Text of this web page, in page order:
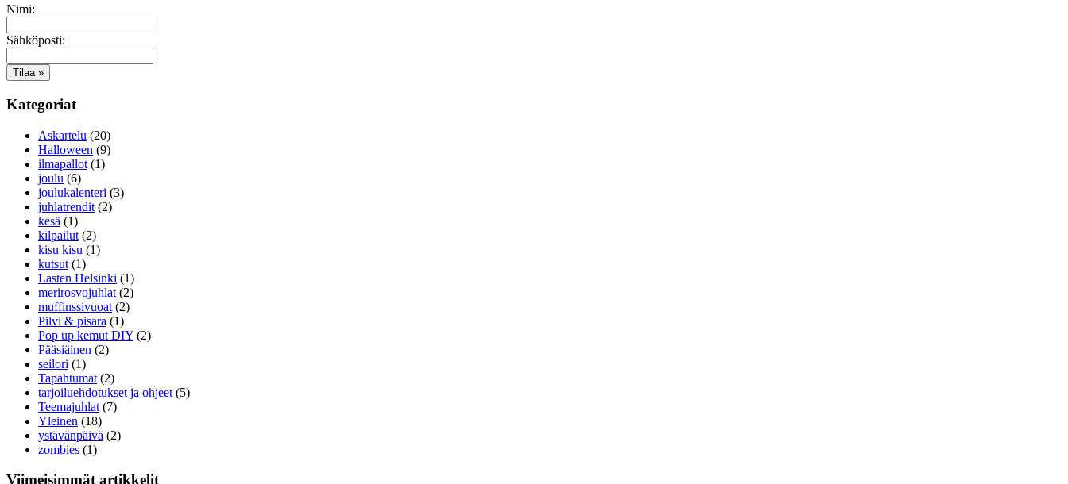
Nimi:
Sähköposti:
Kategoriat
Askartelu (20)
Halloween (9)
ilmapallot (1)
joulu (6)
joulukalenteri (3)
juhlatrendit (2)
kesä (1)
kilpailut (2)
kisu kisu (1)
kutsut (1)
Lasten Helsinki (1)
merirosvojuhlat (2)
muffinssivuoat (2)
Pilvi & pisara (1)
Pop up kemut DIY (2)
Pääsiäinen (2)
seilori (1)
Tapahtumat (2)
tarjoiluehdotukset ja ohjeet (5)
Teemajuhlat (7)
Yleinen (18)
ystävänpäivä (2)
zombies (1)
Viimeisimmät artikkelit